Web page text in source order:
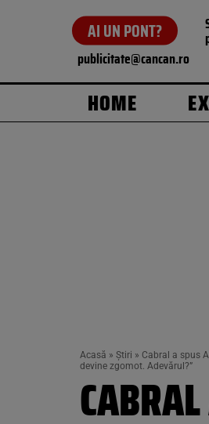
AI UN PONT?
publicitate@cancan.ro
HOME
Acasă » Știri » Cabral a spus
devine zgomot. Adevărul?”